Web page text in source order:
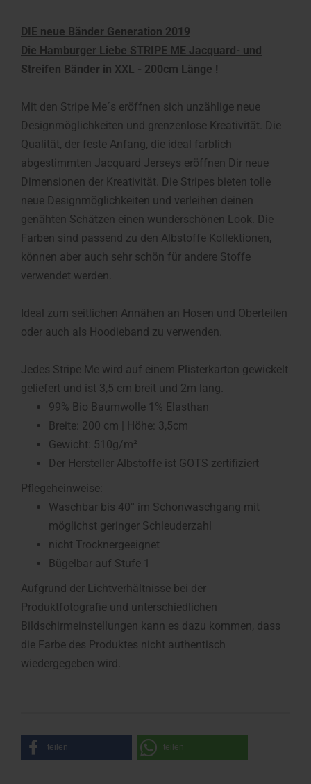
DIE neue Bänder Generation 2019
Die Hamburger Liebe STRIPE ME Jacquard- und
Streifen Bänder in XXL - 200cm Länge !
Mit den Stripe Me´s eröffnen sich unzählige neue
Designmöglichkeiten und grenzenlose Kreativität. Die
Qualität, der feste Anfang, die ideal farblich
abgestimmten Jacquard Jerseys eröffnen Dir neue
Dimensionen der Kreativität. Die Stripes bieten tolle
neue Designmöglichkeiten und verleihen deinen
genähten Schätzen einen wunderschönen Look. Die
Farben sind passend zu den Albstoffe Kollektionen,
können aber auch sehr schön für andere Stoffe
verwendet werden.
Ideal zum seitlichen Annähen an Hosen und Oberteilen
oder auch als Hoodieband zu verwenden.
Jedes Stripe Me wird auf einem Plisterkarton gewickelt
geliefert und ist 3,5 cm breit und 2m lang.
99% Bio Baumwolle 1% Elasthan
Breite: 200 cm | Höhe: 3,5cm
Gewicht: 510g/m²
Der Hersteller Albstoffe ist GOTS zertifiziert
Pflegeheinweise:
Waschbar bis 40° im Schonwaschgang mit
möglichst geringer Schleuderzahl
nicht Trocknergeeignet
Bügelbar auf Stufe 1
Aufgrund der Lichtverhältnisse bei der
Produktfotografie und unterschiedlichen
Bildschirmeinstellungen kann es dazu kommen, dass
die Farbe des Produktes nicht authentisch
wiedergegeben wird.
teilen teilen